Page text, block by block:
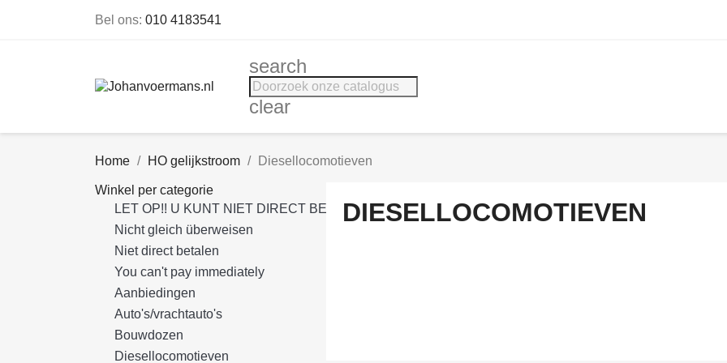
Bel ons: 010 4183541
search
clear
Home HO gelijkstroom Diesellocomotieven
Winkel per categorie
LET OP!! U KUNT NIET DIRECT BETALEN VIA DE WEBSITE, U ONTVANGT ALTIJD EEN MAIL VAN MIJ!
Nicht gleich überweisen
Niet direct betalen
You can't pay immediately
Aanbiedingen
Auto's/vrachtauto's
Bouwdozen
Diesellocomotieven
DIESELLOCOMOTIEVEN